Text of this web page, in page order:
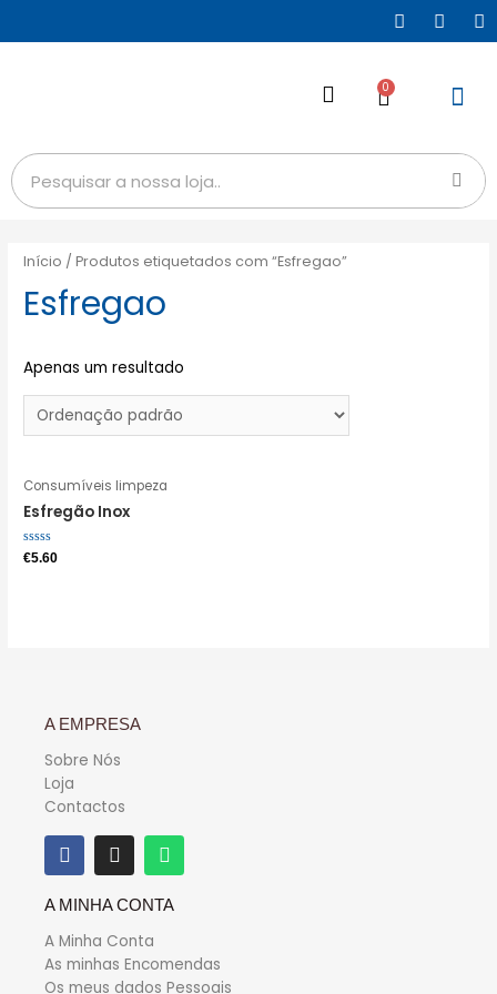
0
Início / Produtos etiquetados com “Esfregao”
Esfregao
Apenas um resultado
Consumíveis limpeza
Esfregão Inox
Avaliação
€5.60
A EMPRESA
Sobre Nós
Loja
Contactos
A MINHA CONTA
A Minha Conta
As minhas Encomendas
Os meus dados Pessoais